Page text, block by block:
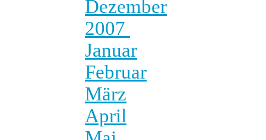
Dezember
2007
Januar
Februar
März
April